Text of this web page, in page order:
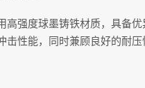
高强度球墨铸铁材质，具备
击性能，同时兼顾良好的耐